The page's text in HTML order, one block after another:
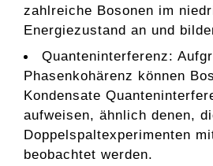
zahlreiche Bosonen im
Energiezustand an und
Quanteninterferenz:
Phasenkohärenz können
Kondensate
aufweisen, ähnlich denen,
Doppelspaltexperimenten
beobachtet werden.